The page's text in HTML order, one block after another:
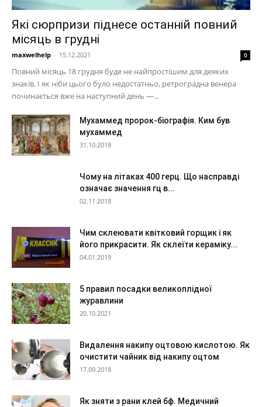
Які сюрпризи піднесе останній повний
місяць в грудні
maxwelhelp - 15.12.2021 0
Повний місяць 18 грудня буде не найпростішим для деяких
знаків. І як ніби цього було недостатньо, ретроградна венера
починається вже на наступний день —...
Мухаммед пророк-біографія. Ким був
мухаммед
31.10.2018
Чому на літаках 400 герц. Що насправді
означає значення гц в...
02.11.2018
Чим склеювати квітковий горщик і як
його прикрасити. Як склеїти кераміку...
04.01.2019
5 правил посадки великоплідної
журавлини
20.10.2021
Видалення накипу оцтовою кислотою. Як
очистити чайник від накипу оцтом
17.09.2018
Як зняти з рани клей бф. Медичний